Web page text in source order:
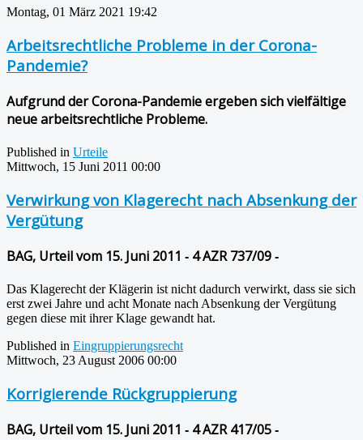
Montag, 01 März 2021 19:42
Arbeitsrechtliche Probleme in der Corona-
Pandemie?
Aufgrund der Corona-Pandemie ergeben sich vielfältige
neue arbeitsrechtliche Probleme.
Published in Urteile
Mittwoch, 15 Juni 2011 00:00
Verwirkung von Klagerecht nach Absenkung der
Vergütung
BAG, Urteil vom 15. Juni 2011 ‑ 4 AZR 737/09 ‑
Das Klagerecht der Klägerin ist nicht dadurch verwirkt, dass sie sich
erst zwei Jahre und acht Monate nach Absenkung der Vergütung
gegen diese mit ihrer Klage gewandt hat.
Published in Eingruppierungsrecht
Mittwoch, 23 August 2006 00:00
Korrigierende Rückgruppierung
BAG, Urteil vom 15. Juni 2011 ‑ 4 AZR 417/05 ‑